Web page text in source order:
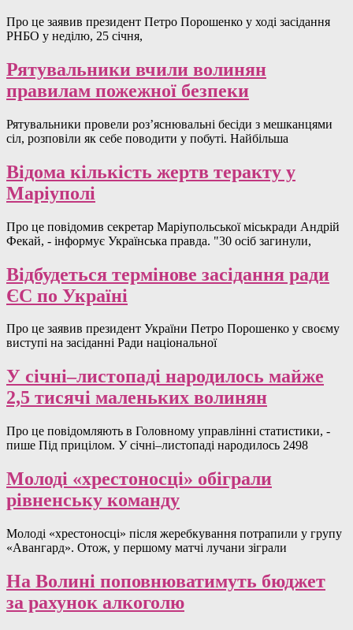
Про це заявив президент Петро Порошенко у ході засідання
РНБО у неділю, 25 січня,
Рятувальники вчили волинян
правилам пожежної безпеки
Рятувальники провели роз’яснювальні бесіди з мешканцями
сіл, розповіли як себе поводити у побуті. Найбільша
Відома кількість жертв теракту у
Маріуполі
Про це повідомив секретар Маріупольської міськради Андрій
Фекай, - інформує Українська правда. "30 осіб загинули,
Відбудеться термінове засідання ради
ЄС по Україні
Про це заявив президент України Петро Порошенко у своєму
виступі на засіданні Ради національної
У січні–листопаді народилось майже
2,5 тисячі маленьких волинян
Про це повідомляють в Головному управлінні статистики, -
пише Під прицілом. У січні–листопаді народилось 2498
Молоді «хрестоносці» обіграли
рівненську команду
Молоді «хрестоносці» після жеребкування потрапили у групу
«Авангард». Отож, у першому матчі лучани зіграли
На Волині поповнюватимуть бюджет
за рахунок алкоголю